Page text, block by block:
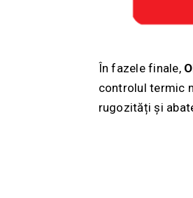
În fazele finale,
controlul termic
rugozități și